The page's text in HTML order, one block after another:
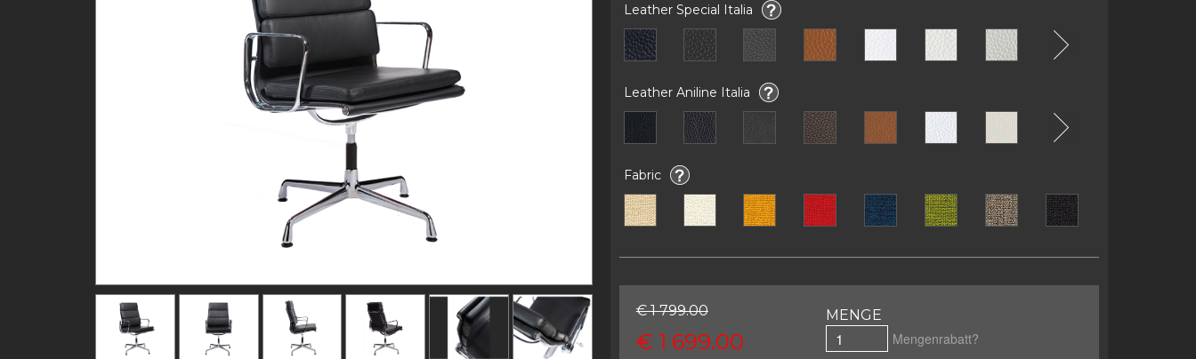
Leather Special Italia
Leather Aniline Italia
Fabric
€ 1 799.00
€ 1 699.00
MENGE
Mengenrabatt?